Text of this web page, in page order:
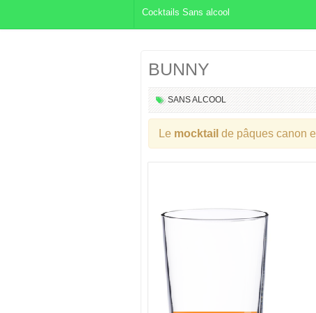
Cocktails Sans alcool
BUNNY
SANS ALCOOL
Le mocktail de pâques canon